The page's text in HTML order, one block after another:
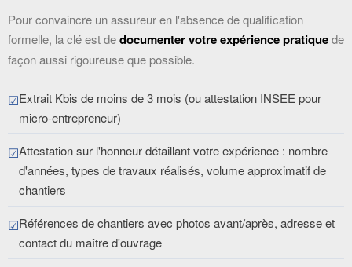
Pour convaincre un assureur en l'absence de qualification
formelle, la clé est dedocumenter votre expérience pratiquede
façon aussi rigoureuse que possible.
Extrait Kbis de moins de 3 mois (ou attestation INSEE pour
micro-entrepreneur)
Attestation sur l'honneur détaillant votre expérience : nombre
d'années, types de travaux réalisés, volume approximatif de
chantiers
Références de chantiers avec photos avant/après, adresse et
contact du maître d'ouvrage